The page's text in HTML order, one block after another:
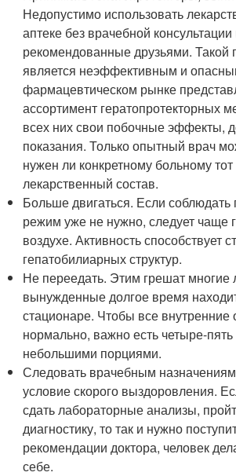
Недопустимо использовать
аптеке без врачебной консультации
рекомендованные друзьями. Такой
является неэффективным и
фармацевтическом рынке
ассортимент гератопротекторных
всех них свои побочные эффекты,
показания. Только опытный врач
нужен ли конкретному больному
лекарственный состав.
Больше двигаться. Если соблюдать
режим уже не нужно, следует чаще
воздухе. Активность способствует
гепатобилиарных структур.
Не переедать. Этим грешат многие
вынужденные долгое время
стационаре. Чтобы все внутренние
нормально, важно есть четыре-
небольшими порциями.
Следовать врачебным
условие скорого выздоровления.
сдать лабораторные анализы,
диагностику, то так и нужно
рекомендации доктора, человек
себе.